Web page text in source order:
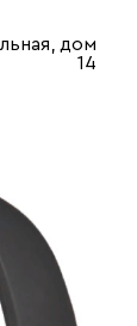
дом
14